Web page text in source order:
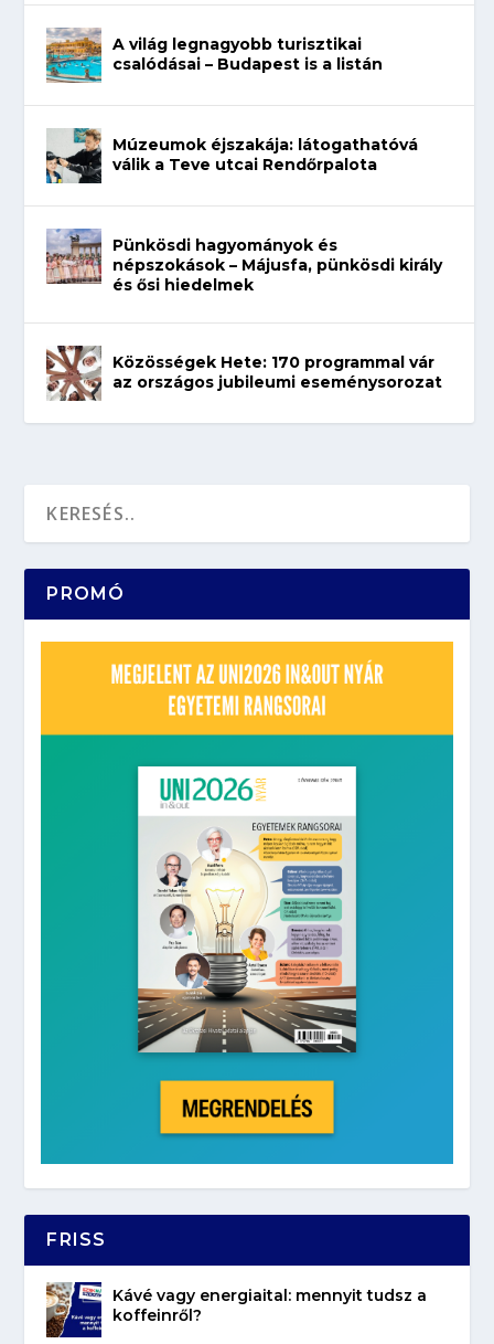
A világ legnagyobb turisztikai
csalódásai – Budapest is a listán
Múzeumok éjszakája: látogathatóvá
válik a Teve utcai Rendőrpalota
Pünkösdi hagyományok és
népszokások – Májusfa, pünkösdi király
és ősi hiedelmek
Közösségek Hete: 170 programmal vár
az országos jubileumi eseménysorozat
PROMÓ
FRISS
Kávé vagy energiaital: mennyit tudsz a
koffeinről?